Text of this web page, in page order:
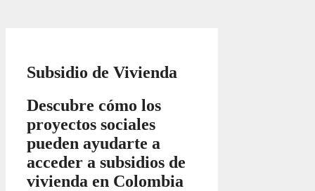
Subsidio de Vivienda
Descubre cómo los
proyectos sociales
pueden ayudarte a
acceder a subsidios de
vivienda en Colombia